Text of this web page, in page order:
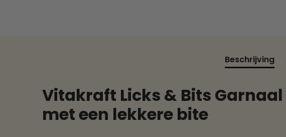
Beschrijving
Vitakraft Licks & Bits
met een lekkere bite